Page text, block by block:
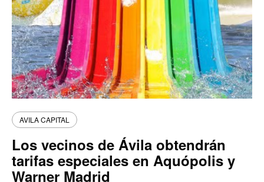
AVILA CAPITAL
Los vecinos de Ávila obtendrán
tarifas especiales en Aquópolis y
Warner Madrid